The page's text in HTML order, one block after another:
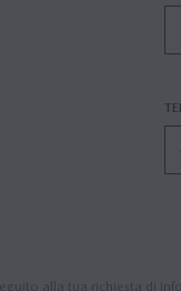
alla tua richiesta di